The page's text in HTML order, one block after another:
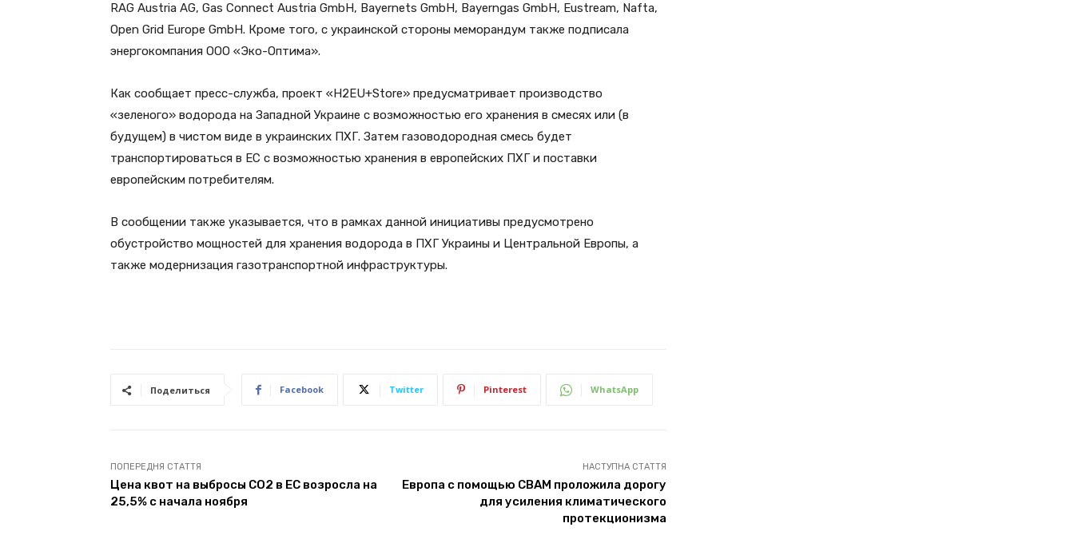
RAG Austria AG, Gas Connect Austria GmbH, Bayernets GmbH, Bayerngas GmbH, Eustream, Nafta,
Open Grid Europe GmbH. Кроме того, с украинской стороны меморандум также подписала
энергокомпания ООО «Эко-Оптима».
Как сообщает пресс-служба, проект «H2EU+Store» предусматривает производство
«зеленого» водорода на Западной Украине с возможностью его хранения в смесях или (в
будущем) в чистом виде в украинских ПХГ. Затем газоводородная смесь будет
транспортироваться в ЕС с возможностью хранения в европейских ПХГ и поставки
европейским потребителям.
В сообщении также указывается, что в рамках данной инициативы предусмотрено
обустройство мощностей для хранения водорода в ПХГ Украины и Центральной Европы, а
также модернизация газотранспортной инфраструктуры.
Поделиться Facebook Twitter Pinterest WhatsApp
ПОПЕРЕДНЯ СТАТТЯ
Цена квот на выбросы СО2 в ЕС возросла на
25,5% с начала ноября
НАСТУПНА СТАТТЯ
Европа с помощью CBAM проложила дорогу
для усиления климатического
протекционизма